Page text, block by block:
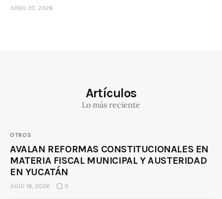
JUNIO 30, 2026
Artículos
Lo más reciente
OTROS
AVALAN REFORMAS CONSTITUCIONALES EN
MATERIA FISCAL MUNICIPAL Y AUSTERIDAD
EN YUCATÁN
JULIO 16, 2026 0